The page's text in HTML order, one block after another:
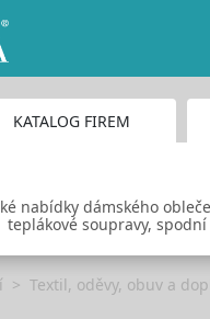
KATALOG FIREM
nabídky dámského
teplákové soupravy,
Textil, oděvy, obuv a